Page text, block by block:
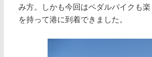
み方。しかも今回はペダルバイクも
を持って港に到着できました。